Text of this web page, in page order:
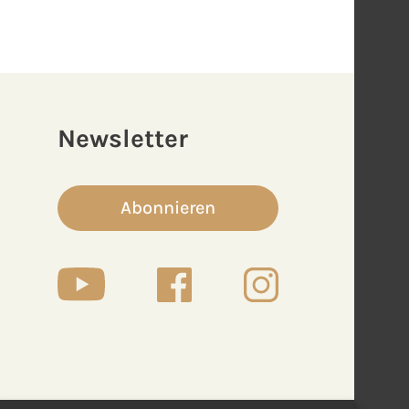
Newsletter
Abonnieren